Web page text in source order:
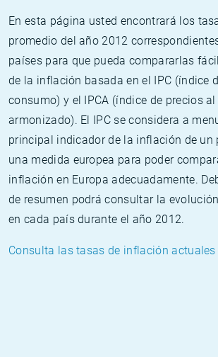
En esta página usted encontrará los
promedio del año 2012
países para que pueda compararlas
de la inflación basada en el IPC (índice
consumo) y el IPCA (índice de precios
armonizado). El IPC se considera a
principal indicador de la inflación de un
una medida europea para poder
inflación en Europa adecuadamente.
de resumen podrá consultar la
en cada país durante el año 2012.
Consulta las tasas de inflación actuales